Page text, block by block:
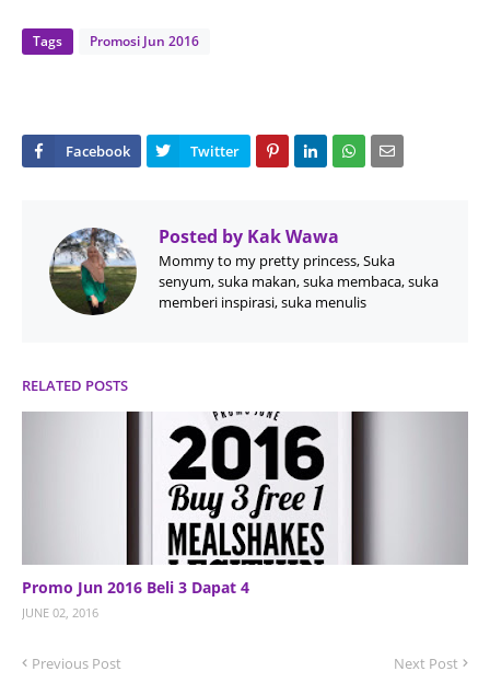
Tags Promosi Jun 2016
Posted by Kak Wawa
Mommy to my pretty princess, Suka
senyum, suka makan, suka membaca, suka
memberi inspirasi, suka menulis
RELATED POSTS
Promo Jun 2016 Beli 3 Dapat 4
JUNE 02, 2016
Previous Post Next Post